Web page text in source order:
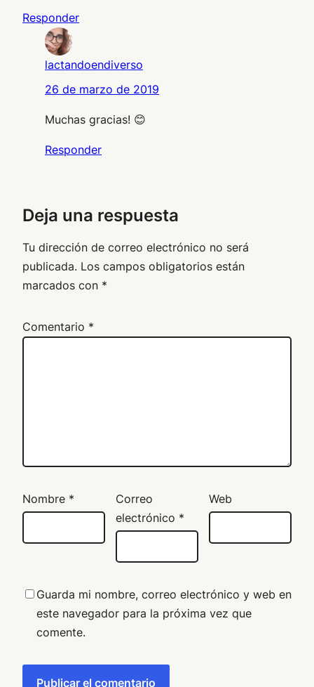
Responder
lactandoendiverso
26 de marzo de 2019
Muchas gracias! 😊
Responder
Deja una respuesta
Tu dirección de correo electrónico no será
publicada. Los campos obligatorios están
marcados con *
Comentario *
Nombre *
Correo
electrónico *
Web
Guarda mi nombre, correo electrónico y web en
este navegador para la próxima vez que
comente.